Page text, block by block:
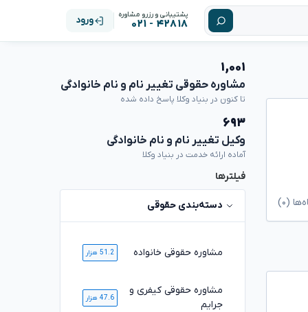
پشتیبانی و رزرو مشاوره
۴۲۸۱۸ - ۰۲۱ ورود
(۰)
۱,۰۰۱
مشاوره حقوقی تغییر نام و نام خانوادگی
تا کنون در بنیاد وکلا پاسخ داده شده
۶۹۳
وکیل تغییر نام و نام خانوادگی
آماده ارائه خدمت در بنیاد وکلا
فیلترها
دسته‌بندی حقوقی
مشاوره حقوقی خانواده 51.2 هزار
مشاوره حقوقی کیفری و
جرایم
47.6 هزار